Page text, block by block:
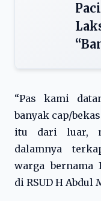
“Pas kami
banyak cap/
itu dari luar,
dalamnya
warga bernama
di RSUD H Abdul